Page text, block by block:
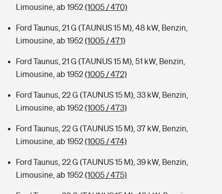
Limousine, ab 1952(1005 / 470)
Ford Taunus, 21 G (TAUNUS 15 M), 48 kW, Benzin,
Limousine, ab 1952(1005 / 471)
Ford Taunus, 21 G (TAUNUS 15 M), 51 kW, Benzin,
Limousine, ab 1952(1005 / 472)
Ford Taunus, 22 G (TAUNUS 15 M), 33 kW, Benzin,
Limousine, ab 1952(1005 / 473)
Ford Taunus, 22 G (TAUNUS 15 M), 37 kW, Benzin,
Limousine, ab 1952(1005 / 474)
Ford Taunus, 22 G (TAUNUS 15 M), 39 kW, Benzin,
Limousine, ab 1952(1005 / 475)